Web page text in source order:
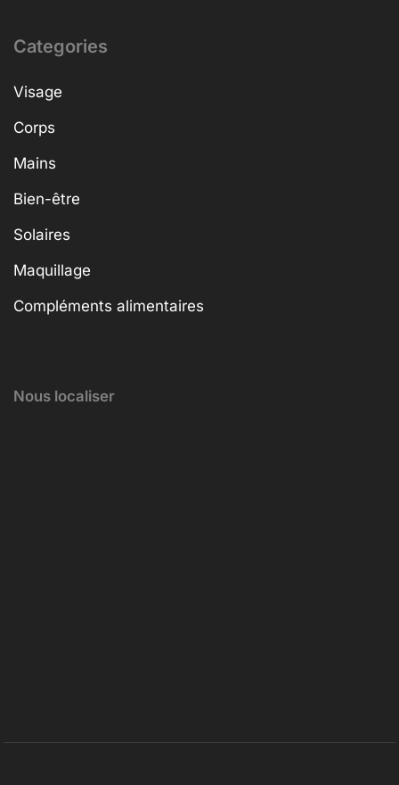
Categories
Visage
Corps
Mains
Bien-être
Solaires
Maquillage
Compléments alimentaires
Nous localiser